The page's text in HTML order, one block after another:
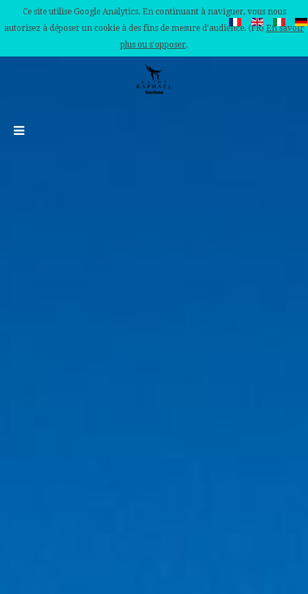
Ce site utilise Google Analytics. En continuant à naviguer, vous nous
autorisez à déposer un cookie à des fins de mesure d'audience. (FR) En savoir
plus ou s'opposer.